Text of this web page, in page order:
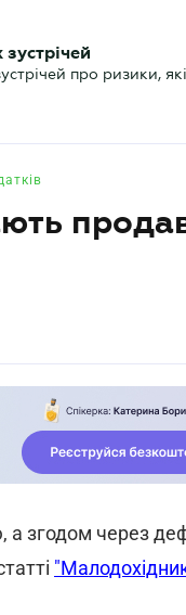
Актуальнопро ризики,
згодом через